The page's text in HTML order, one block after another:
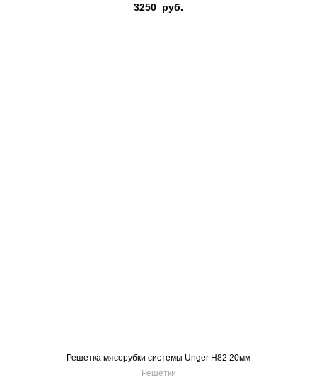
3250 руб.
Решетка мясорубки системы Unger H82 20мм
Решетки